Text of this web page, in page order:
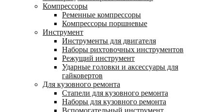
Компрессоры
Ременные компрессоры
Компрессоры поршневые
Инструмент
Инструменты для двигателя
Наборы рихтовочных инструментов
Режущий инструмент
Ударные головки и аксессуары для
гайковертов
Для кузовного ремонта
Стапели для кузовного ремонта
Наборы для кузовного ремонта
Вспомогательный инструмент